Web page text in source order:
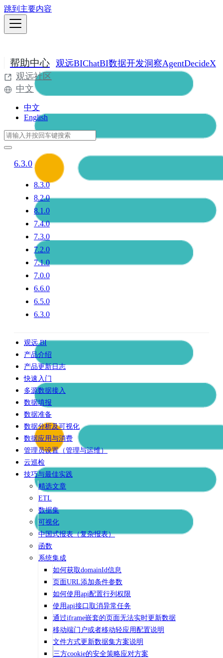
跳到主要内容
帮助中心 观远BIChatBI数据开发洞察AgentDecideX
观远社区
中文
中文
English
6.3.0
8.3.0
8.2.0
8.1.0
7.4.0
7.3.0
7.2.0
7.1.0
7.0.0
6.6.0
6.5.0
6.3.0
观远 BI
产品介绍
产品更新日志
快速入门
多源数据接入
数据填报
数据准备
数据分析及可视化
数据应用与消费
管理员设置（管理与运维）
云巡检
技巧与最佳实践
精选文章
ETL
数据集
可视化
中国式报表（复杂报表）
函数
系统集成
如何获取domainId信息
页面URL添加条件参数
如何使用api配置行列权限
使用api接口取消异常任务
通过iframe嵌套的页面无法实时更新数据
移动端门户或者移动轻应用配置说明
文件方式更新数据集方案说明
三方cookie的安全策略应对方案